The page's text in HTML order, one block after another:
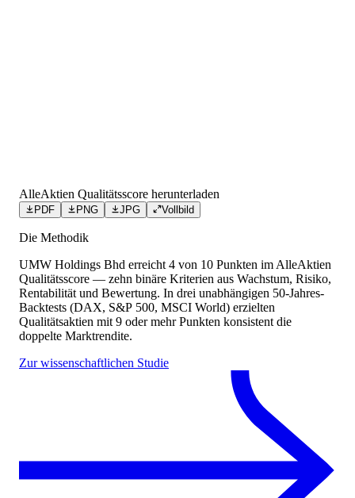
AlleAktien Qualitätsscore herunterladen
PDF PNG JPG Vollbild
Die Methodik
UMW Holdings Bhd erreicht 4 von 10 Punkten im AlleAktien
Qualitätsscore — zehn binäre Kriterien aus Wachstum, Risiko,
Rentabilität und Bewertung. In drei unabhängigen 50-Jahres-
Backtests (DAX, S&P 500, MSCI World) erzielten
Qualitätsaktien mit 9 oder mehr Punkten konsistent die
doppelte Marktrendite.
Zur wissenschaftlichen Studie